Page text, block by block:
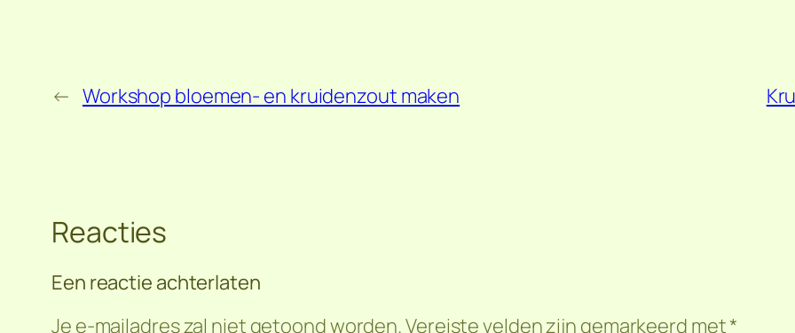
← Workshop bloemen- en kruidenzout maken
Reacties
Een reactie achterlaten
Je e-mailadres zal niet getoond worden.Vereiste velden zijn gemarkeerd met*